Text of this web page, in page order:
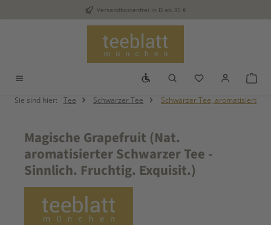
Zum Hauptinhalt springenVersandkostenfrei in D ab 35 €
Werkzeugleiste anzeigen
Du hast 0
Sie sind hier: Tee Schwarzer Tee Schwarzer Tee, aromatisiert
Magische Grapefruit (Nat.
aromatisierter Schwarzer Tee -
Sinnlich. Fruchtig. Exquisit.)